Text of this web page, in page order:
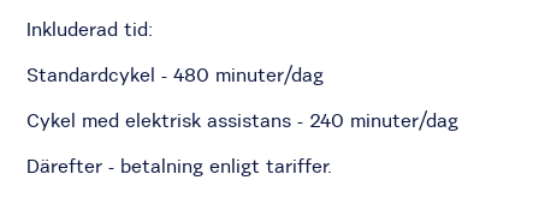
Inkluderad tid:
Standardcykel - 480 minuter/dag
Cykel med elektrisk assistans - 240 minuter/dag
Därefter - betalning enligt tariffer.